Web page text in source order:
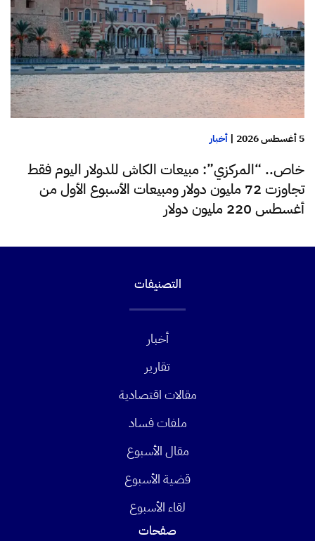
5 أغسطس 2026 | أخبار
خاص.. “المركزي”: مبيعات الكاش للدولار اليوم فقط
تجاوزت 72 مليون دولار ومبيعات الأسبوع الأول من
أغسطس 220 مليون دولار
التصنيفات
أخبار
تقارير
مقالات اقتصادية
ملفات فساد
مقال الأسبوع
قضية الأسبوع
لقاء الأسبوع
صفحات